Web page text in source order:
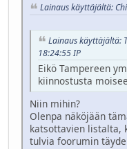
Lainaus käyttäjältä:
Lainaus käyttäjältä:
18:24:55 IP
Eikö Tampereen
kiinnostusta
Niin mihin?
Olenpa näköjään
katsottavien listalta,
tulvia foorumin